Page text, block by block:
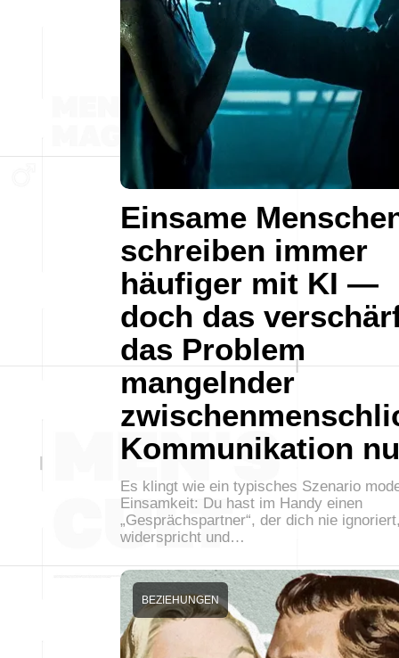
Einsame
schreiben immer
häufiger mit KI —
doch das
das Problem
mangelnder
Kommunikation
Es klingt wie ein typisches Szenario
Einsamkeit: Du hast im Handy einen
„Gesprächspartner“, der dich nie
widerspricht und…
BEZIEHUNGEN